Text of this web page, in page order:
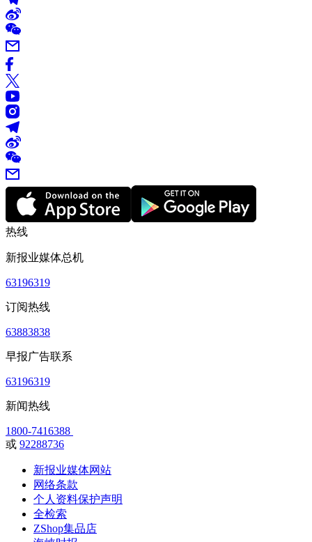
热线
新报业媒体总机
63196319
订阅热线
63883838
早报广告联系
63196319
新闻热线
1800-7416388
或 92288736
新报业媒体网站
网络条款
个人资料保护声明
全检索
ZShop集品店